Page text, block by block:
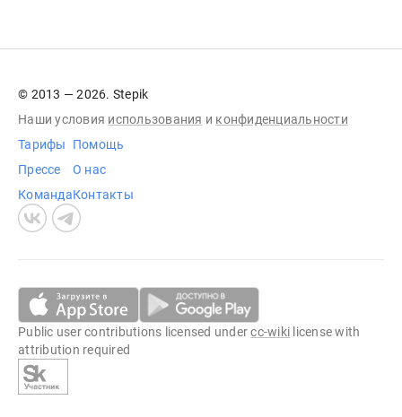
© 2013 — 2026. Stepik
Наши условия использования и конфиденциальности
Тарифы
Прессе
Команда
Помощь
О нас
Контакты
Public user contributions licensed undercc-wiki license with
attribution required